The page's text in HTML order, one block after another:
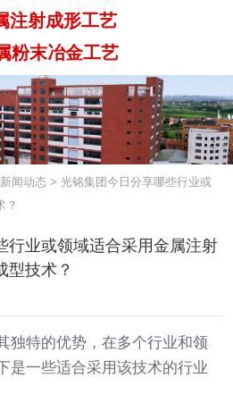
PM 金属粉末治金工艺
注射成形工艺
粉末冶金工艺
新闻动态 > 光铭集团今日分享哪些行业或
？
行业或领域适合采用金属注射
型技术？
独特的优势，在多个行业和领
是一些适合采用该技术的行业